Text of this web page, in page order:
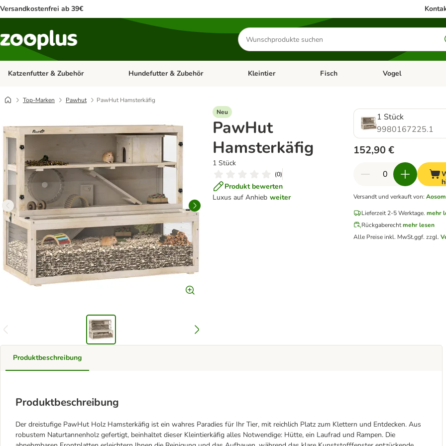
Versandkostenfrei ab 39€
Produkte
suchen
Katzenfutter & Zubehör Kategorie-Menü öffnen: Katzenfutter & Zubehör
Hundefutter & Zubehör Kategorie-Menü öffnen: Hundefutter & Zubehör
Kleintier Kategorie-Menü öffnen: Kleintier
Fisch Kategorie-Menü
Vogel
Top-Marken Pawhut
PawHut Hamsterkäfig
Neu
PawHut
Hamsterkäfig
1 Stück
(0)
Produkt bewerten
Luxus auf Anhieb weiter
1 Stück
9980167225.1
152,90 €
Versandt und verkauft von:
Lieferzeit 2-5 Werktage. mehr
Rückgaberecht mehr lesen
Alle Preise inkl. MwSt.ggf. zzgl.
Produktbeschreibung
Produktbeschreibung
Der dreistufige PawHut Holz Hamsterkäfig ist ein wahres Paradies für Ihr Tier, mit reichlich Platz zum Klettern und Entdecken. Aus
robustem Naturtannenholz gefertigt, beinhaltet dieser Kleintierkäfig alles Notwendige: Hütte, ein Laufrad und Rampen. Die